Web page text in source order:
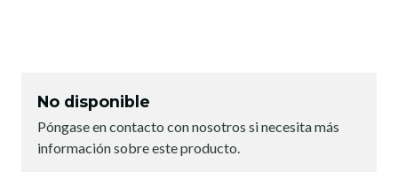
No disponible
Póngase en contacto con nosotros si necesita más
información sobre este producto.